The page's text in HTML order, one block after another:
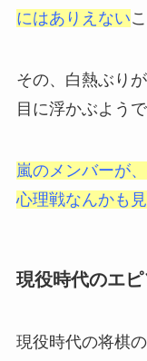
にはありえない
その、白熱ぶりが
目に浮かぶよう
嵐のメンバーが
心理戦なんかも
現役時代のエ
現役時代の将棋